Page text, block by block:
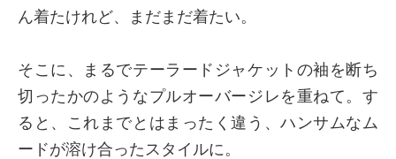
ん着たけれど、まだまだ着たい。
そこに、まるでテーラードジャケットの袖を断ち
切ったかのようなプルオーバージレを重ねて。す
ると、これまでとはまったく違う、ハンサムなム
ードが溶け合ったスタイルに。